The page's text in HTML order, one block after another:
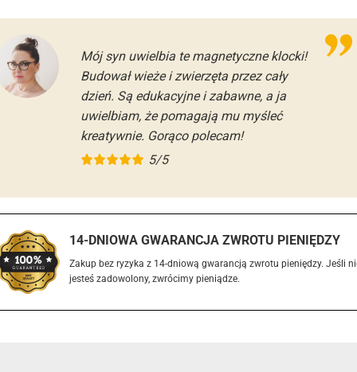
Mój syn uwielbia te magnetyczne klocki!
Budował wieże i zwierzęta przez cały
dzień. Są edukacyjne i zabawne, a ja
uwielbiam, że pomagają mu myśleć
kreatywnie. Gorąco polecam!
5/5
14-DNIOWA GWARANCJA ZWROTU PIENIĘDZY
Zakup bez ryzyka z 14-dniową gwarancją zwrotu pieniędzy. Jeśli
jesteś zadowolony, zwrócimy pieniądze.